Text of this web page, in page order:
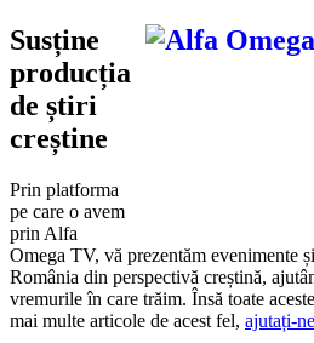
Susține
producția
de știri
creștine
Prin platforma
pe care o avem
prin Alfa
Omega TV, vă prezentăm evenimente
România din perspectivă creștină,
vremurile în care trăim. Însă toate
mai multe articole de acest fel, ajutați-